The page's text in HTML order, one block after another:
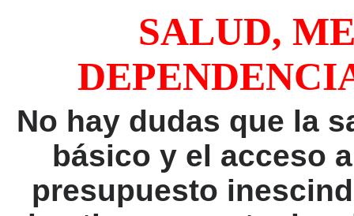
SALUD,
No hay dudas que la
básico y el acceso
presupuesto